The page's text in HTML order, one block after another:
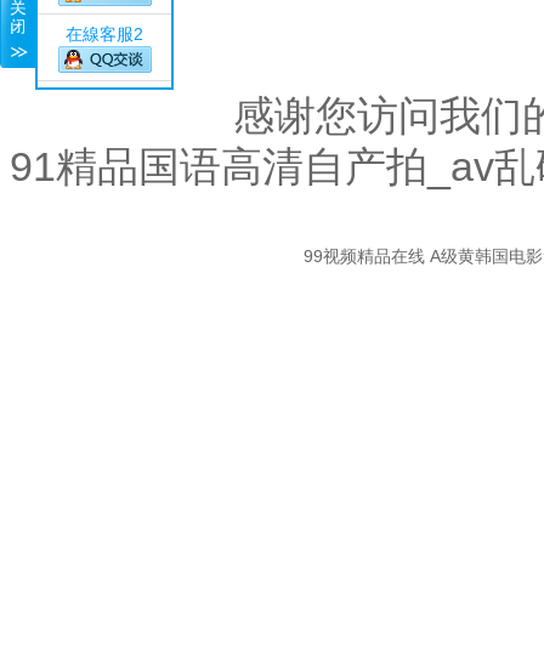
在線客服2
感谢您访问我们
91精品国语高清自产拍_av
99视频精品在线 A级黄韩国电